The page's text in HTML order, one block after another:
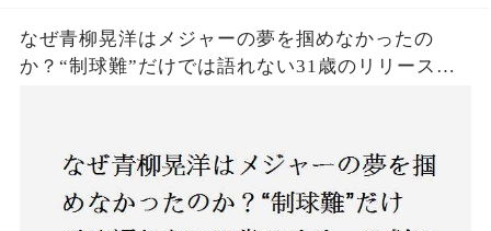
なぜ青柳晃洋はメジャーの夢を掴めなかったの
か？“制球難”だけでは語れない31歳のリリース劇